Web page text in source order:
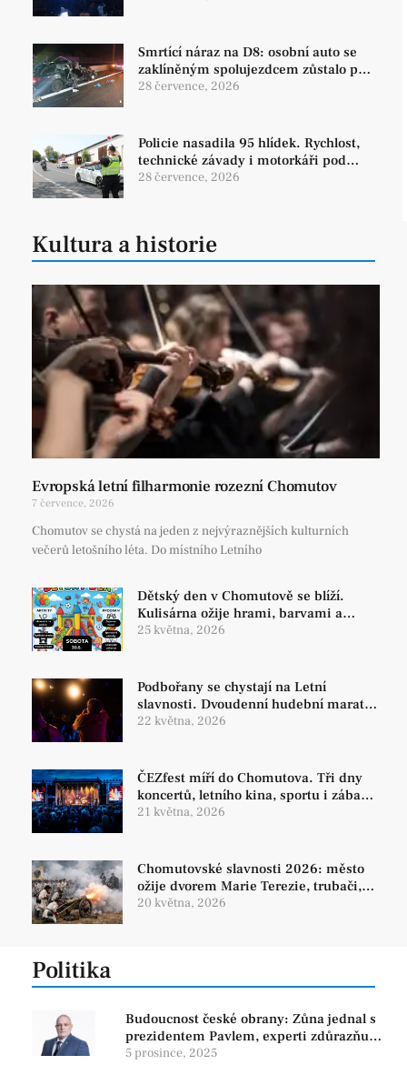
Smrtící náraz na D8: osobní auto se
zaklíněným spolujezdcem zůstalo po
střetu v troskách
28 července, 2026
Policie nasadila 95 hlídek. Rychlost,
technické závady i motorkáři pod
palbou kontrol
28 července, 2026
Kultura a historie
Evropská letní filharmonie rozezní Chomutov
7 července, 2026
Chomutov se chystá na jeden z nejvýraznějších kulturních
večerů letošního léta. Do místního Letního
Dětský den v Chomutově se blíží.
Kulisárna ožije hrami, barvami a
rodinnou atmosférou
25 května, 2026
Podbořany se chystají na Letní
slavnosti. Dvoudenní hudební maraton
rozezní náměstí už 19. června
22 května, 2026
ČEZfest míří do Chomutova. Tři dny
koncertů, letního kina, sportu i zábavy
pro celou rodinu
21 května, 2026
Chomutovské slavnosti 2026: město
ožije dvorem Marie Terezie, trubači,
šermíři i ohňovou show
20 května, 2026
Politika
Budoucnost české obrany: Zůna jednal s
prezidentem Pavlem, experti zdůrazňují
článek 3 NATO
5 prosince, 2025